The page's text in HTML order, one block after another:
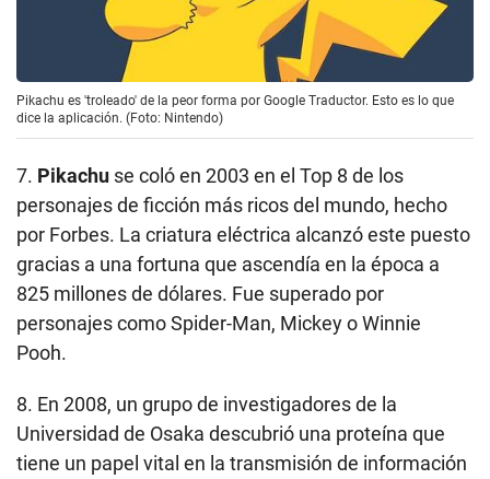
Pikachu es 'troleado' de la peor forma por Google Traductor. Esto es lo que
dice la aplicación. (Foto: Nintendo)
7. Pikachu se coló en 2003 en el Top 8 de los
personajes de ficción más ricos del mundo, hecho
por Forbes. La criatura eléctrica alcanzó este puesto
gracias a una fortuna que ascendía en la época a
825 millones de dólares. Fue superado por
personajes como Spider-Man, Mickey o Winnie
Pooh.
8. En 2008, un grupo de investigadores de la
Universidad de Osaka descubrió una proteína que
tiene un papel vital en la transmisión de información